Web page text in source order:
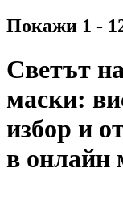
Покажи 1 -
Светът
маски:
избор и
в онлайн